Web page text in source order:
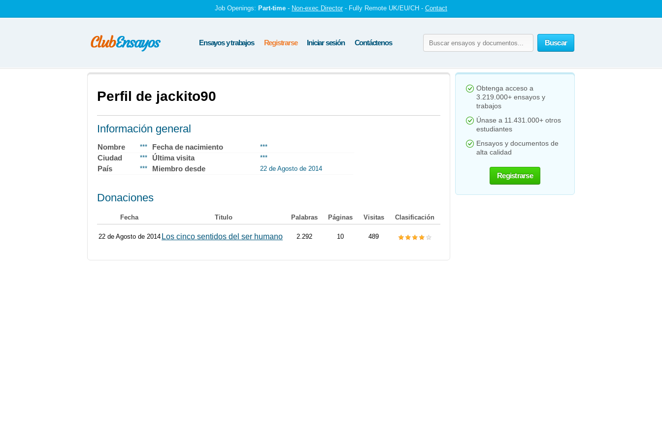
Job Openings: Part-time - Non-exec Director - Fully Remote UK/EU/CH - Contact
Buscar
Ensayos y trabajos Registrarse Iniciar sesión Contáctenos
Perfil de jackito90
Información general
Nombre *** Fecha de nacimiento ***
Ciudad *** Última visita ***
País *** Miembro desde 22 de Agosto de 2014
Donaciones
Fecha Titulo Palabras Páginas Visitas Clasificación
22 de Agosto de 2014 Los cinco sentidos del ser humano 2.292 10 489
Obtenga acceso a
3.219.000+ ensayos y
trabajos
Únase a 11.431.000+ otros
estudiantes
Ensayos y documentos de
alta calidad
Registrarse